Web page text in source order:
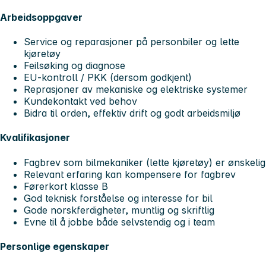
Arbeidsoppgaver
Service og reparasjoner på personbiler og lette
kjøretøy
Feilsøking og diagnose
EU-kontroll / PKK (dersom godkjent)
Reprasjoner av mekaniske og elektriske systemer
Kundekontakt ved behov
Bidra til orden, effektiv drift og godt arbeidsmiljø
Kvalifikasjoner
Fagbrev som bilmekaniker (lette kjøretøy) er ønskelig
Relevant erfaring kan kompensere for fagbrev
Førerkort klasse B
God teknisk forståelse og interesse for bil
Gode norskferdigheter, muntlig og skriftlig
Evne til å jobbe både selvstendig og i team
Personlige egenskaper